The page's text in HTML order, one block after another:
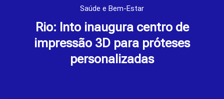
Saúde e Bem-Estar
Rio: Into inaugura centro de
impressão 3D para próteses
personalizadas